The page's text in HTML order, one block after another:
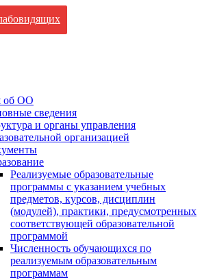
об ОО
сведения
и органы управления
организацией
Реализуемые образовательные
программы с указанием учебных
предметов, курсов, дисциплин
(модулей), практики, предусмотренных
соответствующей образовательной
программой
Численность обучающихся по
реализуемым образовательным
программам